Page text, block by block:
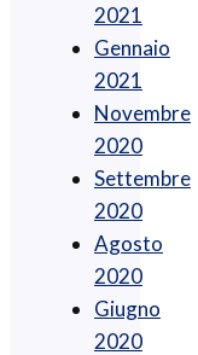
2021
Gennaio
2021
Novembre
2020
Settembre
2020
Agosto
2020
Giugno
2020